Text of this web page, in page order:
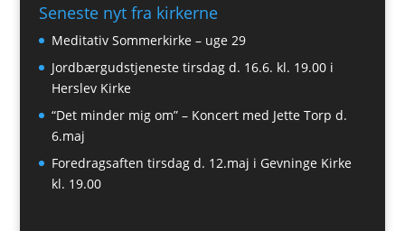
Seneste nyt fra kirkerne
Meditativ Sommerkirke – uge 29
Jordbærgudstjeneste tirsdag d. 16.6. kl. 19.00 i
Herslev Kirke
“Det minder mig om” – Koncert med Jette Torp d.
6.maj
Foredragsaften tirsdag d. 12.maj i Gevninge Kirke
kl. 19.00